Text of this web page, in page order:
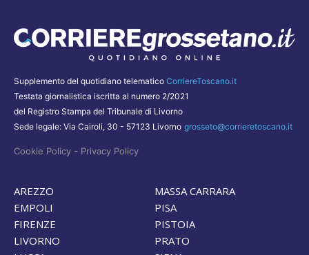
Supplemento del quotidiano telematico CorriereToscano.it
Testata giornalistica iscritta al numero 2/2021
del Registro Stampa del Tribunale di Livorno
Sede legale: Via Cairoli, 30 - 57123 Livorno grosseto@corrieretoscano.it
Cookie Policy - Privacy Policy
AREZZO
EMPOLI
FIRENZE
LIVORNO
MASSA CARRARA
PISA
PISTOIA
PRATO